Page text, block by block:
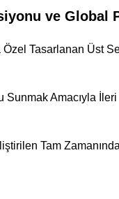
ve Global
Tasarlanan Üst
Amacıyla
Tam